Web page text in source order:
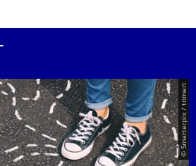
© Smarterpix / tomert